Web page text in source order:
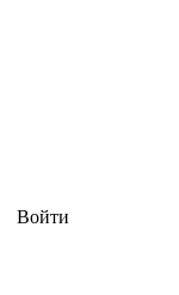
Войти